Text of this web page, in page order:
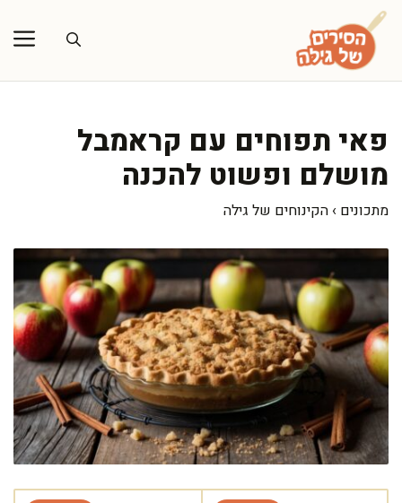
לדלג
לתוכן
פאי תפוחים עם קראמבל
מושלם ופשוט להכנה
מתכונים › הקינוחים של גילה